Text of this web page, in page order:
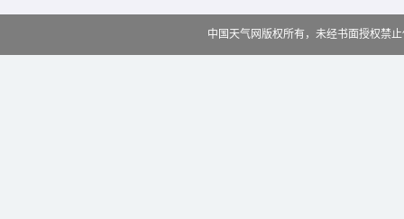
中国天气网版权所有，未经书面授权